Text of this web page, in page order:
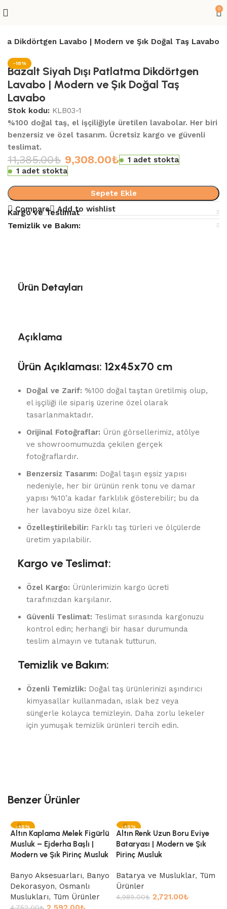
0
Dikdörtgen Lavabo | Modern ve Şık Doğal Taş Lavabo
-18%
Bazalt Siyah Dışı Patlatma Dikdörtgen
Lavabo | Modern ve Şık Doğal Taş
Lavabo
Stok kodu: KLB03-1
%100 doğal taş, el işçiliğiyle üretilen lavabolar. Her biri
benzersiz ve özel tasarım. Ücretsiz kargo ve güvenli
teslimat.
11,385.00₺ 9,308.00₺
1 adet stokta
1 adet stokta
Sepete Ekle
Compare
Add to wishlist
Kargo ve Teslimat
Temizlik ve Bakım:
Ürün Detayları
Açıklama
Ürün Açıklaması: 12x45x70 cm
Doğal ve Zarif: %100 doğal taştan üretilmiş olup,
el işçiliği ile sipariş üzerine özel olarak
tasarlanmaktadır.
Orijinal Fotoğraflar: Ürün görsellerimiz, atölye
ve showroomumuzda çekilen gerçek
fotoğraflardır.
Benzersiz Tasarım: Doğal taşın eşsiz yapısı
nedeniyle, her bir ürünün renk tonu ve damar
yapısı %10’a kadar farklılık gösterebilir; bu da
her lavaboyu size özel kılar.
Özelleştirilebilir: Farklı taş türleri ve ölçülerde
üretim yapılabilir.
Kargo ve Teslimat:
Özel Kargo: Ürünlerimizin kargo ücreti
tarafınızdan karşılanır.
Güvenli Teslimat: Teslimat sırasında kargonuzu
kontrol edin; herhangi bir hasar durumunda
teslim almayın ve tutanak tutturun.
Temizlik ve Bakım:
Özenli Temizlik: Doğal taş ürünlerinizi aşındırıcı
kimyasallar kullanmadan, ıslak bez veya
süngerle kolayca temizleyin. Daha zorlu lekeler
için yumuşak temizlik ürünleri tercih edin.
Benzer Ürünler
-45%
Altın Kaplama Melek Figürlü
Musluk – Ejderha Başlı |
Modern ve Şık Pirinç Musluk
Banyo Aksesuarları, Banyo
Dekorasyon, Osmanlı
Muslukları, Tüm Ürünler
-45%
Altın Renk Uzun Boru Eviye
Bataryası | Modern ve Şık
Pirinç Musluk
Batarya ve Musluklar, Tüm
Ürünler
4,989.00₺ 2,721.00₺